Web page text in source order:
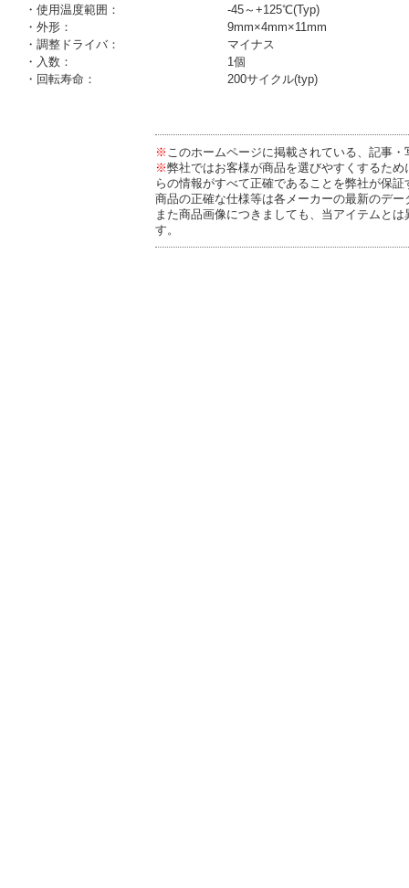
・使用温度範囲：
-45～+125℃(Typ)
・外形：
9mm×4mm×11mm
・調整ドライバ：
マイナス
・入数：
1個
・回転寿命：
200サイクル(typ)
※ このホームページに掲載されている、記事
※弊社ではお客様が商品を選びやすくするた
らの情報がすべて正確であることを弊社が保
商品の正確な仕様等は各メーカーの最新のデ
また商品画像につきましても、当アイテムと
す。